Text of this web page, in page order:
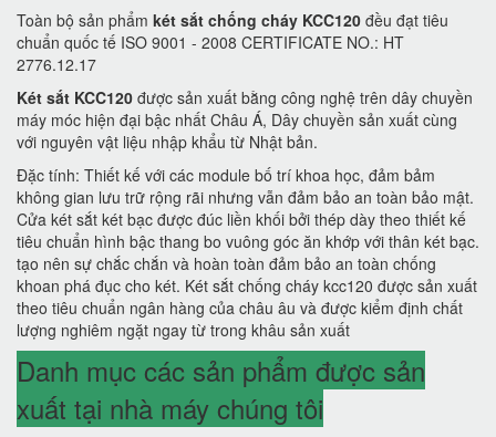
Toàn bộ sản phẩm két sắt chống cháy KCC120 đều đạt tiêu
chuẩn quốc tế ISO 9001 - 2008 CERTIFICATE NO.: HT
2776.12.17
Két sắt KCC120 được sản xuất bằng công nghệ trên dây chuyền
máy móc hiện đại bậc nhất Châu Á, Dây chuyền sản xuất cùng
với nguyên vật liệu nhập khẩu từ Nhật bản.
Đặc tính: Thiết kế với các module bố trí khoa học, đảm bảm
không gian lưu trữ rộng rãi nhưng vẫn đảm bảo an toàn bảo mật.
Cửa két sắt két bạc được đúc liền khối bởi thép dày theo thiết kế
tiêu chuẩn hình bậc thang bo vuông góc ăn khớp với thân két bạc.
tạo nên sự chắc chắn và hoàn toàn đảm bảo an toàn chống
khoan phá đục cho két. Két sắt chống cháy kcc120 được sản xuất
theo tiêu chuẩn ngân hàng của châu âu và được kiểm định chất
lượng nghiêm ngặt ngay từ trong khâu sản xuất
Danh mục các sản phẩm được sản
xuất tại nhà máy chúng tôi